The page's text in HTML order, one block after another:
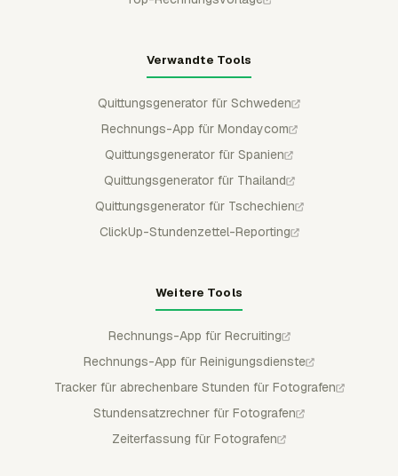
Verwandte Tools
Quittungsgenerator für Schweden
Rechnungs-App für Mondaycom
Quittungsgenerator für Spanien
Quittungsgenerator für Thailand
Quittungsgenerator für Tschechien
ClickUp-Stundenzettel-Reporting
Weitere Tools
Rechnungs-App für Recruiting
Rechnungs-App für Reinigungsdienste
Tracker für abrechenbare Stunden für Fotografen
Stundensatzrechner für Fotografen
Zeiterfassung für Fotografen